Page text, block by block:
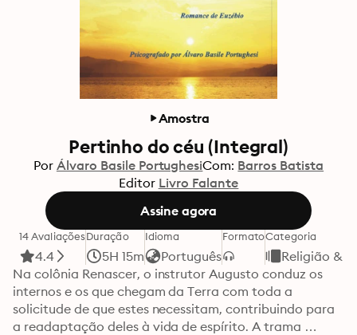
Amostra
Pertinho do céu (Integral)
Por Álvaro Basile PortughesiCom: Barros Batista
Editor Livro Falante
Assine agora
14 Avaliações
4.4
Duração
5H 15m
Idioma
Português
FormatoCategoria
Religião &
Na colônia Renascer, o instrutor Augusto conduz os
internos e os que chegam da Terra com toda a
solicitude de que estes necessitam, contribuindo para
a readaptação deles à vida de espírito. A trama